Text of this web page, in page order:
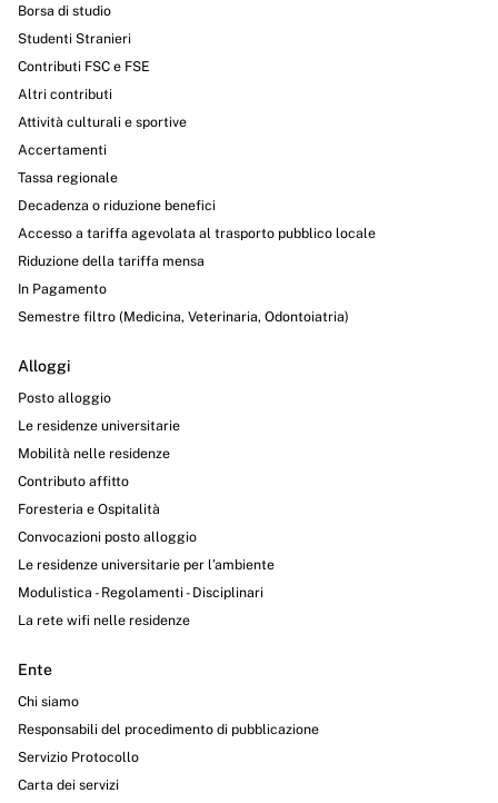
Borsa di studio
Studenti Stranieri
Contributi FSC e FSE
Altri contributi
Attività culturali e sportive
Accertamenti
Tassa regionale
Decadenza o riduzione benefici
Accesso a tariffa agevolata al trasporto pubblico locale
Riduzione della tariffa mensa
In Pagamento
Semestre filtro (Medicina, Veterinaria, Odontoiatria)
Alloggi
Posto alloggio
Le residenze universitarie
Mobilità nelle residenze
Contributo affitto
Foresteria e Ospitalità
Convocazioni posto alloggio
Le residenze universitarie per l’ambiente
Modulistica - Regolamenti - Disciplinari
La rete wifi nelle residenze
Ente
Chi siamo
Responsabili del procedimento di pubblicazione
Servizio Protocollo
Carta dei servizi